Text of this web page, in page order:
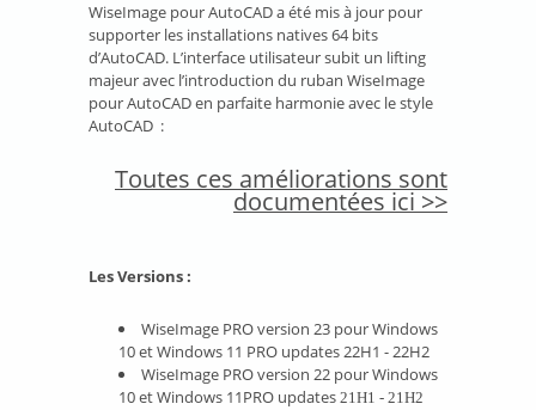
WiseImage pour AutoCAD a été mis à jour pour
supporter les installations natives 64 bits
d’AutoCAD. L’interface utilisateur subit un lifting
majeur avec l’introduction du ruban WiseImage
pour AutoCAD en parfaite harmonie avec le style
AutoCAD :
Toutes ces améliorations sont
documentées ici >>
Les Versions :
WiseImage PRO version 23 pour Windows
10 et Windows 11 PRO updates 22H1 - 22H2
WiseImage PRO version 22 pour Windows
10 et Windows 11PRO updates 21H1 - 21H2